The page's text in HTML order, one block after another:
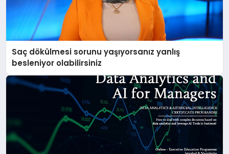
Saç dökülmesi sorunu yaşıyorsanız yanlış
besleniyor olabilirsiniz